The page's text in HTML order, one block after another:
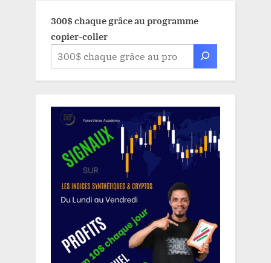
300$ chaque grâce au programme
copier-coller